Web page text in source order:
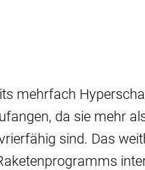
mehrfach
da sie mehr
sind. Das